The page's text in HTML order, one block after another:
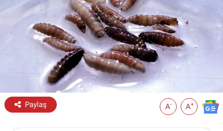
Paylaş A- A+
Eskişehir Otobüs Saatleri